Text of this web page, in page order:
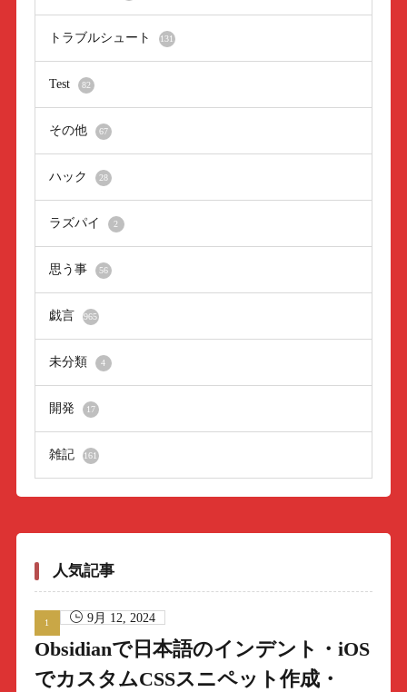
トラブルシュート 131
Test 82
その他 67
ハック 28
ラズパイ 2
思う事 56
戯言 965
未分類 4
開発 17
雑記 161
人気記事
9月 12, 2024
Obsidianで日本語のインデント・iOS
でカスタムCSSスニペット作成・